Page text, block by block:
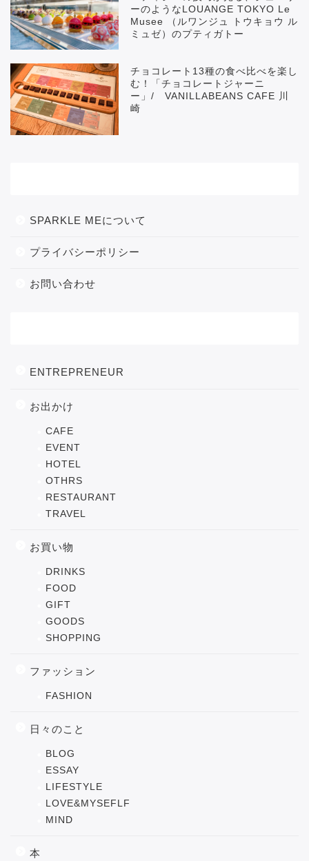
ーのようなLOUANGE TOKYO Le
Musee （ルワンジュ トウキョウ ル
ミュゼ）のプティガトー
チョコレート13種の食べ比べを楽し
む！「チョコレートジャーニ
ー」/ VANILLABEANS CAFE 川
崎
SPARKLE MEについて
プライバシーポリシー
お問い合わせ
ENTREPRENEUR
お出かけ
CAFE
EVENT
HOTEL
OTHRS
RESTAURANT
TRAVEL
お買い物
DRINKS
FOOD
GIFT
GOODS
SHOPPING
ファッション
FASHION
日々のこと
BLOG
ESSAY
LIFESTYLE
LOVE&MYSEFLF
MIND
本